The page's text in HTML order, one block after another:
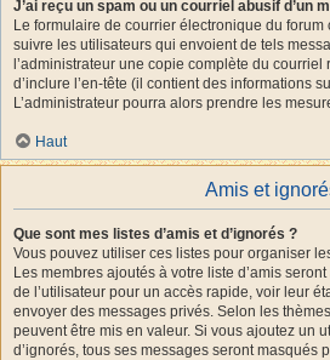
J’ai reçu un spam ou un courriel abusif d’un
Le formulaire de courrier électronique du
suivre les utilisateurs qui envoient de tels
l’administrateur une copie complète du courriel
d’inclure l’en-tête (il contient des informations
L’administrateur pourra alors prendre les
Haut
Amis et
Que sont mes listes d’amis et d’ignorés ?
Vous pouvez utiliser ces listes pour organiser
Les membres ajoutés à votre liste d’amis
de l’utilisateur pour un accès rapide, voir leur
envoyer des messages privés. Selon les
peuvent être mis en valeur. Si vous ajoutez un
d’ignorés, tous ses messages seront masqués